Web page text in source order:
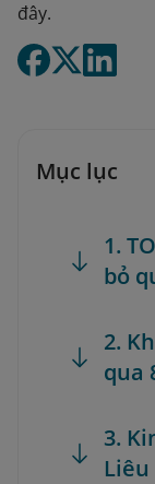
đây.
Mục lục
1.
bỏ
2.
qua
3.
Liêu